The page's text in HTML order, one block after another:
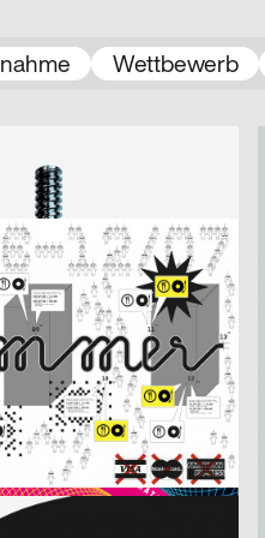
Wettbewerb
D
2003
Programm 1. und 2. Woche
2003
CH
2003
+ Detlef Fiedler)